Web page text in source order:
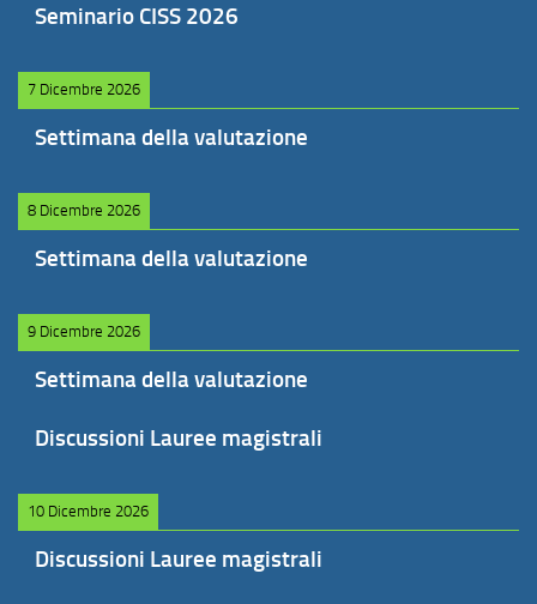
Seminario CISS 2026
7 Dicembre 2026
Settimana della valutazione
8 Dicembre 2026
Settimana della valutazione
9 Dicembre 2026
Settimana della valutazione
Discussioni Lauree magistrali
10 Dicembre 2026
Discussioni Lauree magistrali